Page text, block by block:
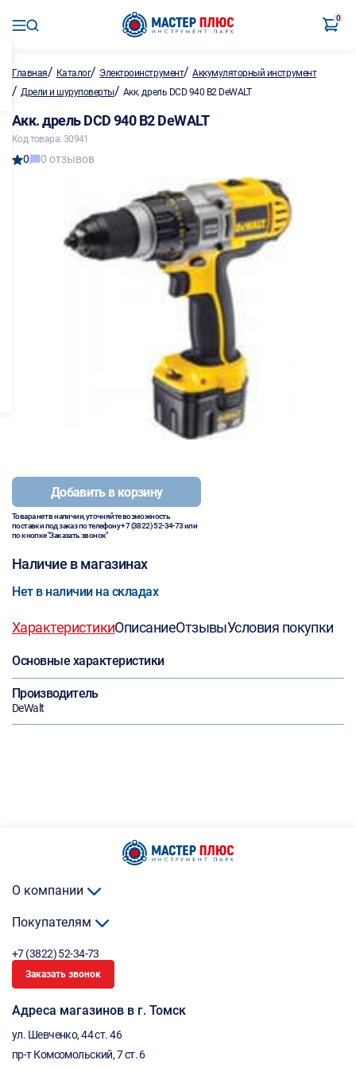
0
Главная/ Каталог/ Электроинструмент/Аккумуляторный инструмент
/ Дрели и шуруповерты/ Акк. дрель DCD 940 B2 DeWALT
Акк. дрель DCD 940 B2 DeWALT
Код товара: 30941
0 0 отзывов
Добавить в корзину
Товара нет в наличии, уточняйте возможность
поставки под заказ по телефону+7 (3822) 52-34-73или
по кнопке "Заказать звонок"
Наличие в магазинах
Нет в наличии на складах
ХарактеристикиОписаниеОтзывыУсловия покупки
Основные характеристики
Производитель
DeWalt
О компании
Покупателям
+7 (3822) 52-34-73
Заказать звонок
Адреса магазинов в г. Томск
ул. Шевченко, 44 ст. 46
пр-т Комсомольский, 7 ст. 6